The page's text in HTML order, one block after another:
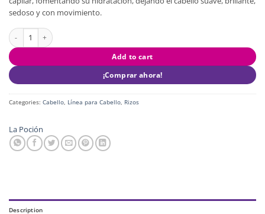
sedoso y con movimiento.
Mascarilla Capilar Poción Tongolé Rizos quantity
Add to cart
¡Comprar ahora!
Categories: Cabello, Línea para Cabello, Rizos
La Poción
Description